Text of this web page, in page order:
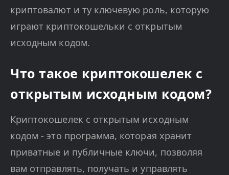
криптовалют и ту ключевую роль, которую
играют криптокошельки с открытым
исходным кодом.
Что такое криптокошелек с
открытым исходным кодом?
Криптокошелек с открытым исходным
кодом - это программа, которая хранит
приватные и публичные ключи, позволяя
вам отправлять, получать и управлять